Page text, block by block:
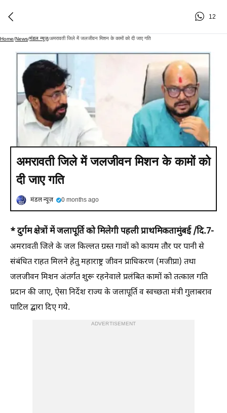
12
Home/News/मंडल न्यूज़/अमरावती जिले में जलजीवन मिशन के कामों को दी जाए गति
अमरावती जिले में जलजीवन मिशन के कामों को
दी जाए गति
मंडल न्यूज़ 0 months ago
* दुर्गम क्षेत्रों में जलापूर्ति को मिलेगी पहली प्राथमिकतामुंबई /दि.7-
अमरावती जिले के जल किल्लत ग्रस्त गावों को कायम तौर पर पानी से
संबंधित राहत मिलने हेतु महाराष्ट्र जीवन प्राधिकरण (मजीप्रा) तथा
जलजीवन मिशन अंतर्गत शुरू रहनेवाले प्रलंबित कामों को तत्काल गति
प्रदान की जाए, ऐसा निर्देश राज्य के जलापूर्ति व स्वच्छता मंत्री गुलाबराव
पाटिल द्बारा दिए गये.
ADVERTISEMENT